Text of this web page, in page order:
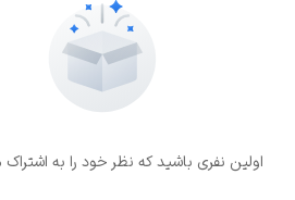
اولین نفری باشید که نظر خود را به اشتراک